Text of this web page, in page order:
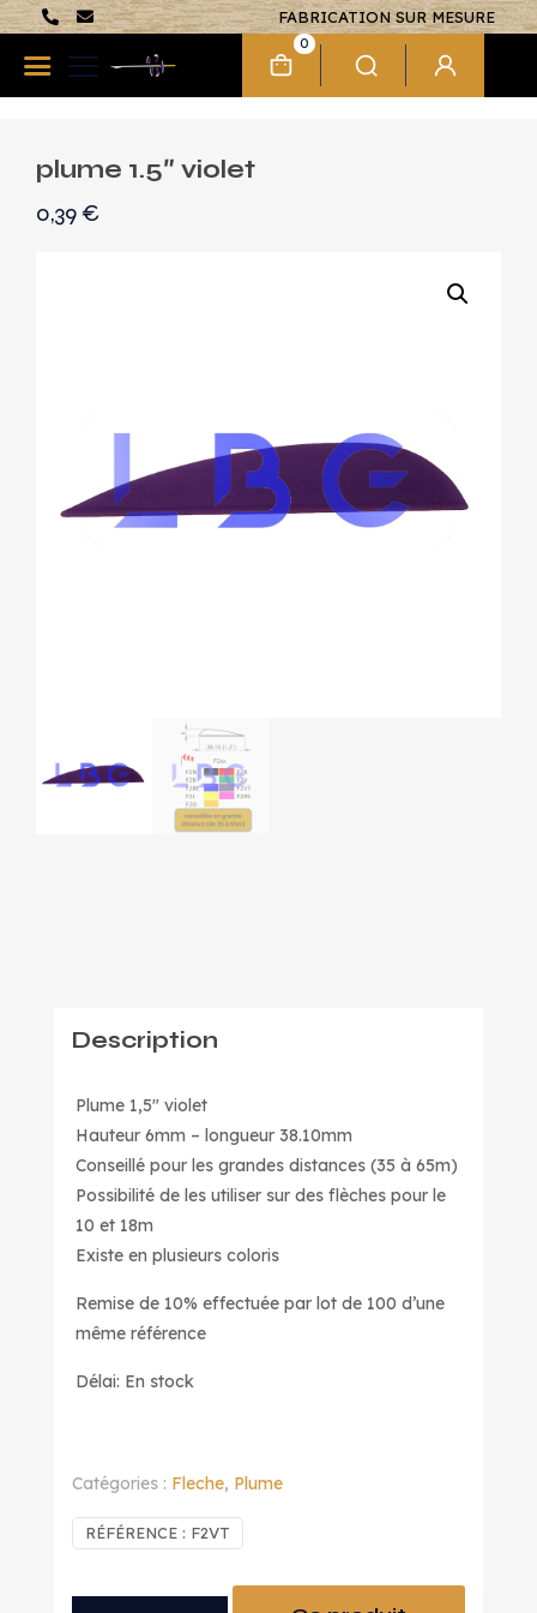
FABRICATION SUR MESURE
0
plume 1.5″ violet
0,39€
Description
Plume 1,5″ violet
Hauteur 6mm – longueur 38.10mm
Conseillé pour les grandes distances (35 à 65m)
Possibilité de les utiliser sur des flèches pour le
10 et 18m
Existe en plusieurs coloris
Remise de 10% effectuée par lot de 100 d’une
même référence
Délai: En stock
Catégories : Fleche, Plume
RÉFÉRENCE : F2VT